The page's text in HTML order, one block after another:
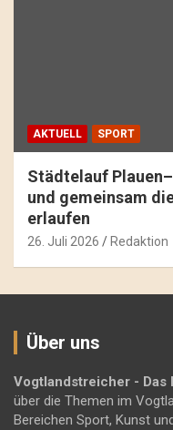
AKTUELL SPORT
Städtelauf
und gemeinsam
erlaufen
26. Juli 2026 Redaktion
Über uns
Vogtlandstreicher - Das
über die Themen im
Bereichen Sport, Kunst